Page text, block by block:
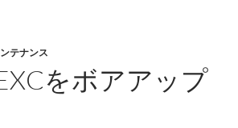
テナンス
をボアアップ